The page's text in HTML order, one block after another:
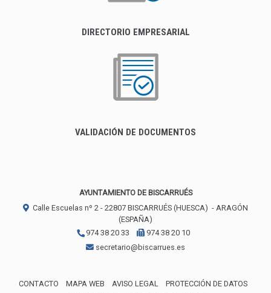
DIRECTORIO EMPRESARIAL
VALIDACIÓN DE DOCUMENTOS
AYUNTAMIENTO DE BISCARRUÉS
Calle Escuelas nº 2 - 22807 BISCARRUÉS (HUESCA) - ARAGÓN
(ESPAÑA)
974 38 20 33
974 38 20 10
secretario@biscarrues.es
CONTACTO MAPA WEB AVISO LEGAL
PROTECCIÓN DE DATOS